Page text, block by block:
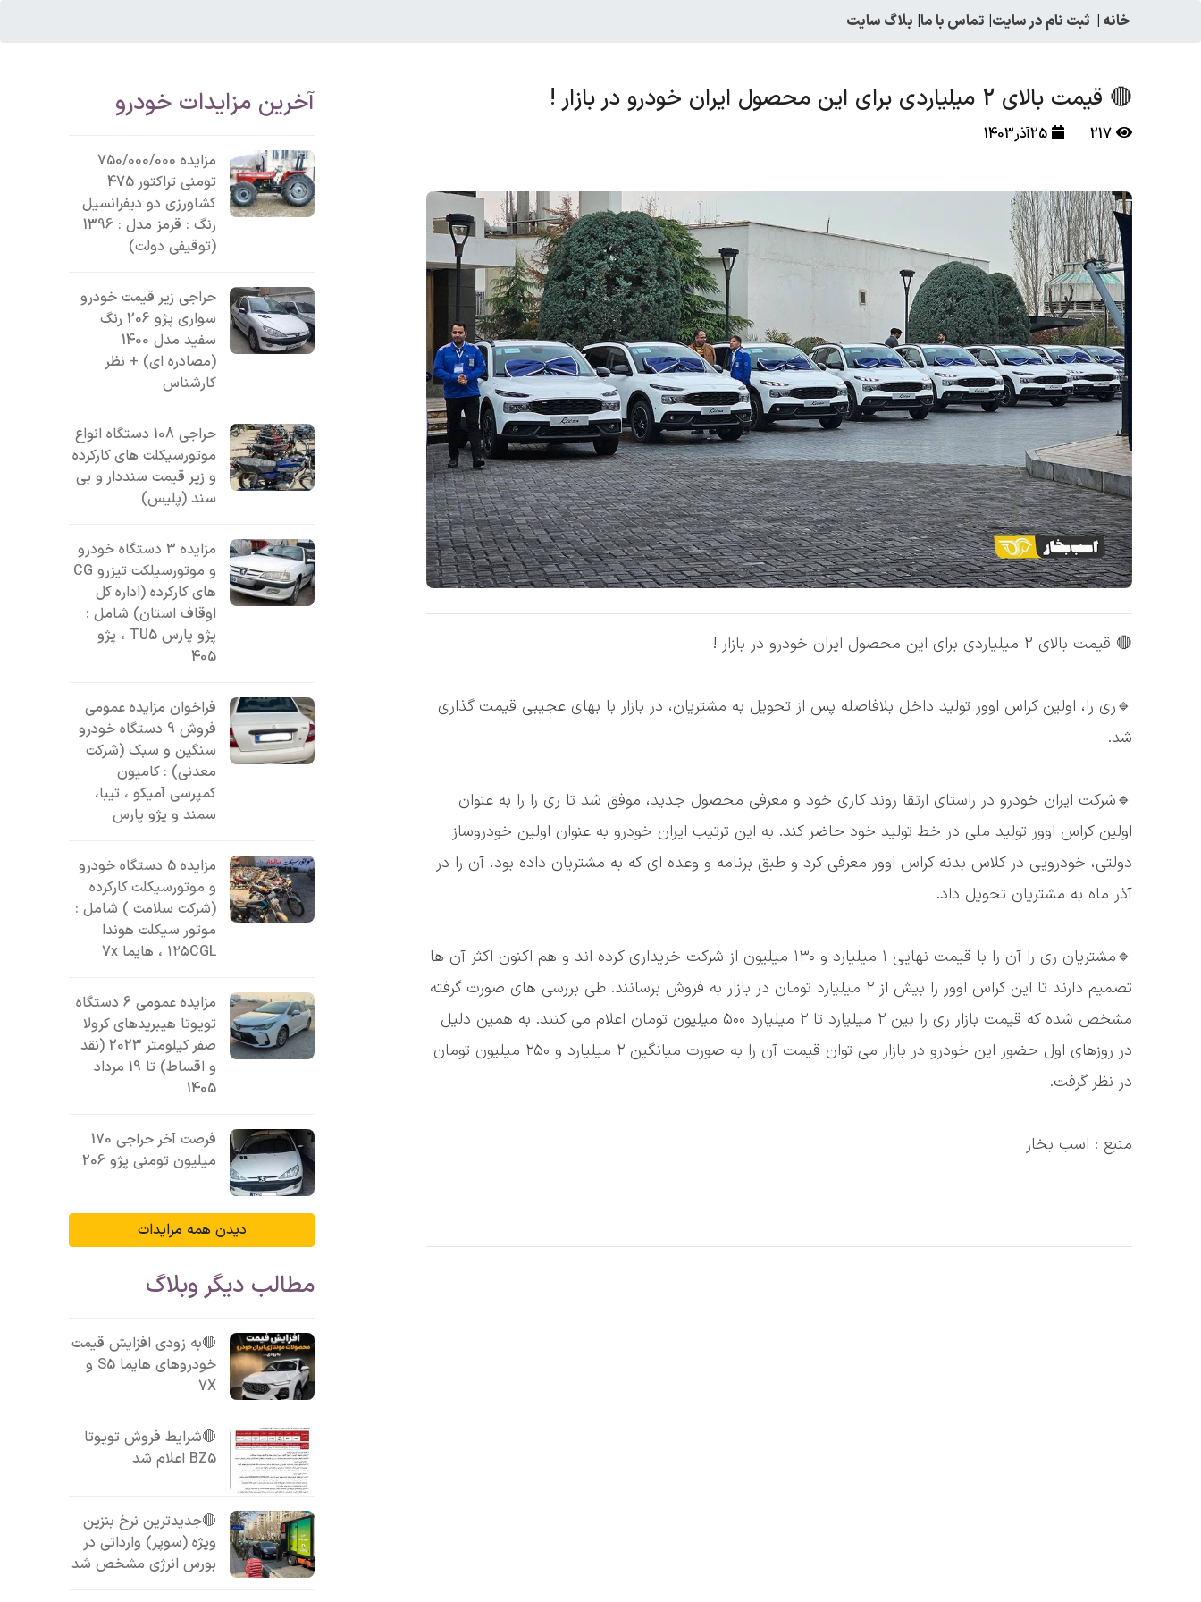
خانه | ثبت نام در سایت| تماس با ما| بلاگ سایت
🔴 قیمت بالای 2 میلیاردی برای این محصول ایران خودرو در بازار !
217 25آذر1403
🔴 قیمت بالای 2 میلیاردی برای این محصول ایران خودرو در بازار !
🔹ری را، اولین کراس اوور تولید داخل بلافاصله پس از تحویل به مشتریان، در بازار با بهای عجیبی قیمت گذاری
شد.
🔹شرکت ایران خودرو در راستای ارتقا روند کاری خود و معرفی محصول جدید، موفق شد تا ری را را به عنوان
اولین کراس اوور تولید ملی در خط تولید خود حاضر کند. به این ترتیب ایران خودرو به عنوان اولین خودروساز
دولتی، خودرویی در کلاس بدنه کراس اوور معرفی کرد و طبق برنامه و وعده ای که به مشتریان داده بود، آن را در
آذر ماه به مشتریان تحویل داد.
🔹مشتریان ری را آن را با قیمت نهایی ۱ میلیارد و ۱۳۰ میلیون از شرکت خریداری کرده اند و هم اکنون اکثر آن ها
تصمیم دارند تا این کراس اوور را بیش از ۲ میلیارد تومان در بازار به فروش برسانند. طی بررسی های صورت گرفته
مشخص شده که قیمت بازار ری را بین ۲ میلیارد تا ۲ میلیارد ۵۰۰ میلیون تومان اعلام می کنند. به همین دلیل
در روزهای اول حضور این خودرو در بازار می توان قیمت آن را به صورت میانگین ۲ میلیارد و ۲۵۰ میلیون تومان
در نظر گرفت.
منبع : اسب بخار
آخرین مزایدات خودرو
مزایده 750/000/000
تومنی تراکتور 475
کشاورزی دو دیفرانسیل
رنگ : قرمز مدل : 1396
(توقیفی دولت)
حراجی زیر قیمت خودرو
سواری پژو 206 رنگ
سفید مدل 1400
(مصادره ای) + نظر
کارشناس
حراجی 108 دستگاه انواع
موتورسیکلت های کارکرده
و زیر قیمت سنددار و بی
سند (پلیس)
مزایده 3 دستگاه خودرو
و موتورسیلکت تیزرو CG
های کارکرده (اداره کل
اوقاف استان) شامل :
پژو پارس TU5 ، پژو
405
فراخوان مزایده عمومی
فروش 9 دستگاه خودرو
سنگین و سبک (شرکت
معدنی) : کامیون
کمپرسی آمیکو ، تیبا،
سمند و پژو پارس
مزایده 5 دستگاه خودرو
و موتورسیکلت کارکرده
(شرکت سلامت ) شامل :
موتور سیکلت هوندا
۱۲۵CGL ، هایما 7x
مزایده عمومی 6 دستگاه
تویوتا هیبریدهای کرولا
صفر کیلومتر 2023 (نقد
و اقساط) تا 19 مرداد
1405
فرصت آخر حراجی 170
میلیون تومنی پژو 206
دیدن همه مزایدات
مطالب دیگر وبلاگ
🔴به زودی افزایش قیمت
خودروهای هایما S5 و
7X
🔴شرایط فروش تویوتا
BZ5 اعلام شد
🔴جدیدترین نرخ بنزین
ویژه (سوپر) وارداتی در
بورس انرژی مشخص شد